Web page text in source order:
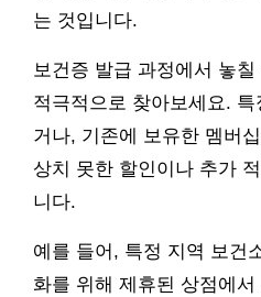
는 것입니다.
보건증 발급 과정에서 놓
적극적으로 찾아보세요.
거나, 기존에 보유한 멤버
상치 못한 할인이나 추가
니다.
예를 들어, 특정 지역 보건
화를 위해 제휴된 상점에